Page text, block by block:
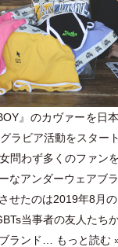
』のカヴァーを日
ラビア活動をスター
問わず多くのファン
なアンダーウェアブ
せたのは2019年8月
当事者の友人たち
ランド… もっと読む